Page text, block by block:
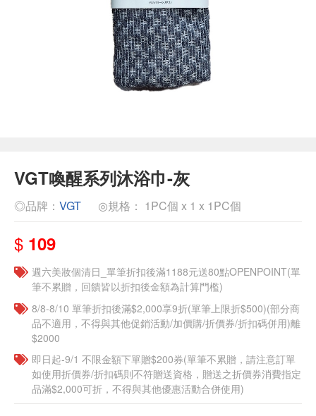
VGT喚醒系列沐浴巾-灰
◎品牌： VGT ◎規格： 1PC個 x 1 x 1PC個
$ 109
週六美妝個清日_單筆折扣後滿1188元送80點OPENPOINT(單
筆不累贈，回饋皆以折扣後金額為計算門檻)
8/8-8/10 單筆折扣後滿$2,000享9折(單筆上限折$500)(部分商
品不適用，不得與其他促銷活動/加價購/折價券/折扣碼併用)離
$2000
即日起-9/1 不限金額下單贈$200券(單筆不累贈，請注意訂單
如使用折價券/折扣碼則不符贈送資格，贈送之折價券消費指定
品滿$2,000可折，不得與其他優惠活動合併使用)